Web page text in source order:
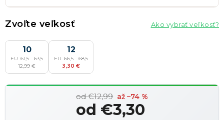
47 € -10 %
58 € -15 %
Zvoľte veľkosť Ako vybrať veľkosť?
10
EU: 61,5 - 63,5
12,99 €
12
EU: 66,5 - 68,5
3,30 €
od €12,99 až –74 %
od €3,30